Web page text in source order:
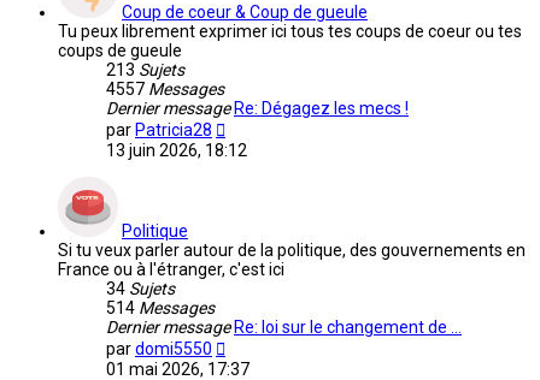
Coup de coeur & Coup de gueule
Tu peux librement exprimer ici tous tes coups de coeur ou tes
coups de gueule
213 Sujets
4557 Messages
Dernier message Re: Dégagez les mecs !
par Patricia28
le
13 juin 2026, 18:12
Politique
Si tu veux parler autour de la politique, des gouvernements en
France ou à l'étranger, c'est ici
34 Sujets
514 Messages
Dernier message Re: loi sur le changement de …
pardomi5550
le
01 mai 2026, 17:37